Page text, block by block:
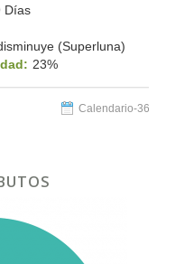
Días
(Superluna)
23%
Calendario-365.es